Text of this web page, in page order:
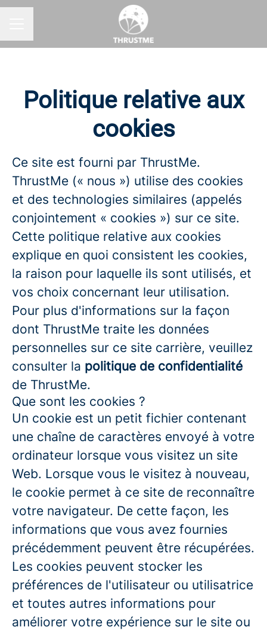
Politique relative aux
cookies
Ce site est fourni par ThrustMe.
ThrustMe (« nous ») utilise des cookies
et des technologies similaires (appelés
conjointement « cookies ») sur ce site.
Cette politique relative aux cookies
explique en quoi consistent les cookies,
la raison pour laquelle ils sont utilisés, et
vos choix concernant leur utilisation.
Pour plus d'informations sur la façon
dont ThrustMe traite les données
personnelles sur ce site carrière, veuillez
consulter la politique de confidentialité
de ThrustMe.
Que sont les cookies ?
Un cookie est un petit fichier contenant
une chaîne de caractères envoyé à votre
ordinateur lorsque vous visitez un site
Web. Lorsque vous le visitez à nouveau,
le cookie permet à ce site de reconnaître
votre navigateur. De cette façon, les
informations que vous avez fournies
précédemment peuvent être récupérées.
Les cookies peuvent stocker les
préférences de l'utilisateur ou utilisatrice
et toutes autres informations pour
améliorer votre expérience sur le site ou